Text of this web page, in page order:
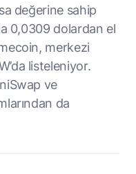
değerine sahip
0,0309 dolardan el
merkezi
listeleniyor.
ve
da